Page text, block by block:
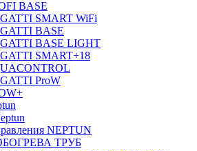
BASE
SMART WiFi
BASE
BASE LIGHT
SMART+18
ProW
NEPTUN
ТРУБ